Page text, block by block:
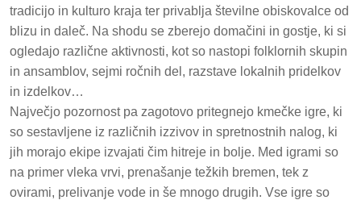
tradicijo in kulturo kraja ter privablja številne obiskovalce od
blizu in daleč. Na shodu se zberejo domačini in gostje, ki si
ogledajo različne aktivnosti, kot so nastopi folklornih skupin
in ansamblov, sejmi ročnih del, razstave lokalnih pridelkov
in izdelkov…
Največjo pozornost pa zagotovo pritegnejo kmečke igre, ki
so sestavljene iz različnih izzivov in spretnostnih nalog, ki
jih morajo ekipe izvajati čim hitreje in bolje. Med igrami so
na primer vleka vrvi, prenašanje težkih bremen, tek z
ovirami, prelivanje vode in še mnogo drugih. Vse igre so